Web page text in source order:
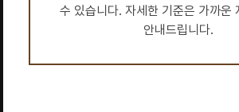
수 있습니다. 자세한 기준은 가까운
안내드립니다.